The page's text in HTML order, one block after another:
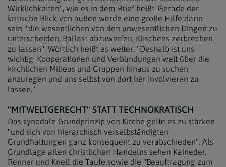
Wirklichkeiten", wie es in dem Brief heißt. Gerade der
kritische Blick von außen werde eine große Hilfe darin
sein, "die wesentlichen von den unwesentlichen Dingen zu
unterscheiden, Ballast abzuwerfen, Klischees zerbrechen
zu lassen". Wörtlich heißt es weiter: "Deshalb ist uns
wichtig, Kooperationen und Verbündungen weit über die
kirchlichen Milieus und Gruppen hinaus zu suchen,
anzuregen und uns selbst von dort her involvieren zu
lassen."
"MITWELTGERECHT" STATT TECHNOKRATISCH
Das synodale Grundprinzip von Kirche gelte es zu stärken
"und sich von hierarchisch verselbständigten
Grundhaltungen ganz konsequent zu verabschieden". Als
Grundlage allen christlichen Handelns sehen Kaineder,
Renner und Knell die Taufe sowie die "Beauftragung zum